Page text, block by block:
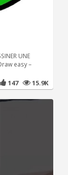
UNE
easy –
147 15.9K